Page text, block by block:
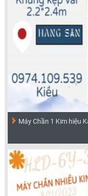
Máy Chần 1 Kim hiệu